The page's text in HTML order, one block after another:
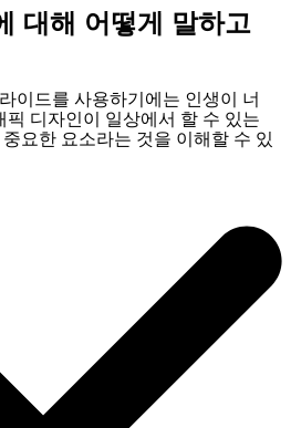
대해 어떻게 말하고
이드를 사용하기에는 인생이 너
디자인이 일상에서 할 수 있는
요한 요소라는 것을 이해할 수 있